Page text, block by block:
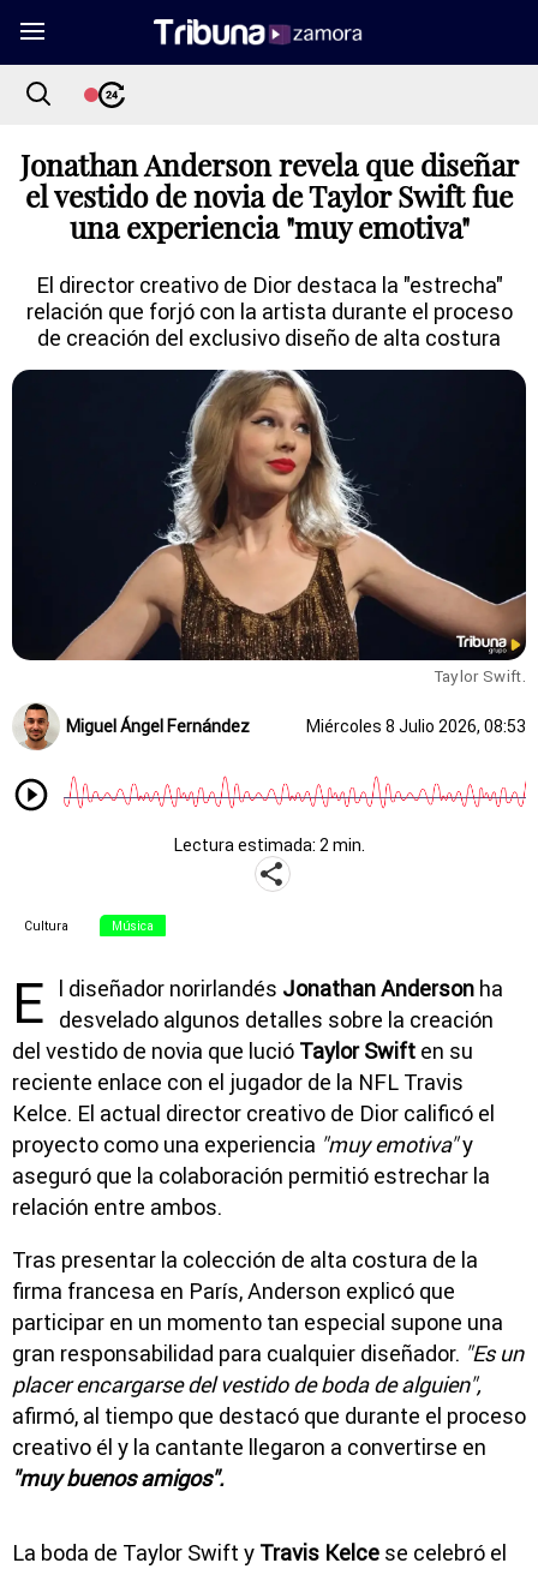
Jonathan Anderson revela que diseñar
el vestido de novia de Taylor Swift fue
una experiencia "muy emotiva"
El director creativo de Dior destaca la "estrecha"
relación que forjó con la artista durante el proceso
de creación del exclusivo diseño de alta costura
Taylor Swift.
Miguel Ángel Fernández Miércoles 8 Julio 2026, 08:53
Lectura estimada: 2 min.
Cultura Música
E l diseñador norirlandés Jonathan Anderson ha
desvelado algunos detalles sobre la creación
del vestido de novia que lució Taylor Swift en su
reciente enlace con el jugador de la NFL Travis
Kelce. El actual director creativo de Dior calificó el
proyecto como una experiencia "muy emotiva"y
aseguró que la colaboración permitió estrechar la
relación entre ambos.
Tras presentar la colección de alta costura de la
firma francesa en París, Anderson explicó que
participar en un momento tan especial supone una
gran responsabilidad para cualquier diseñador. "Es un
placer encargarse del vestido de boda de alguien",
afirmó, al tiempo que destacó que durante el proceso
creativo él y la cantante llegaron a convertirse en
"muy buenos amigos".
La boda de Taylor Swift y Travis Kelce se celebró el